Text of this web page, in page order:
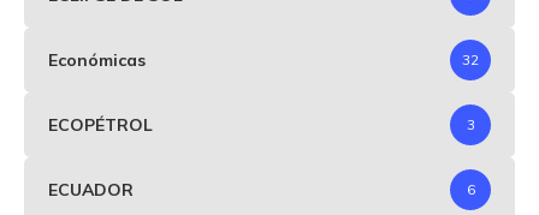
Económicas 32
ECOPÉTROL 3
ECUADOR 6